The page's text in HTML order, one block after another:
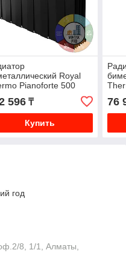
Royal
Pianoforte 500
Sable 12 секций
596₸
Купить
76
год
8, 1/1, Алматы,